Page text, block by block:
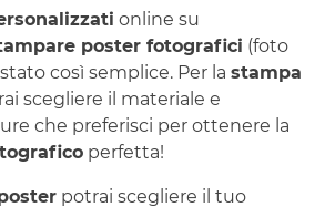
online su
poster fotografici (foto
così semplice. Per la stampa
scegliere il materiale e
che preferisci per ottenere la
perfetta!
potrai scegliere il tuo